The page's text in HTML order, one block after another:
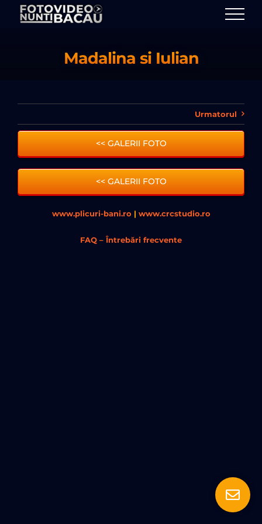
Madalina si Iulian
Urmatorul
<< GALERII FOTO
<< GALERII FOTO
www.plicuri-bani.ro | www.crcstudio.ro
FAQ – Întrebări frecvente